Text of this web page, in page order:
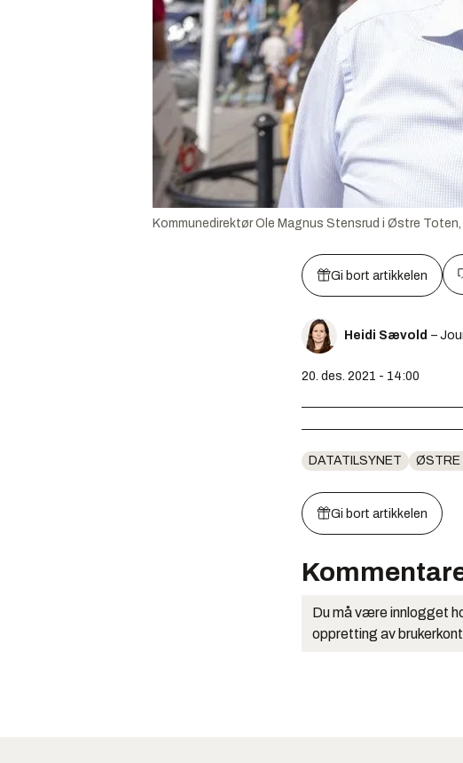
Kommunedirektør Ole Magnus Stensrud i Østre Toten,
Gi bort artikkelen
Heidi Sævold –
20. des. 2021 - 14:00
DATATILSYNET ØSTRE
Gi bort artikkelen
Du må være innlogget
oppretting av